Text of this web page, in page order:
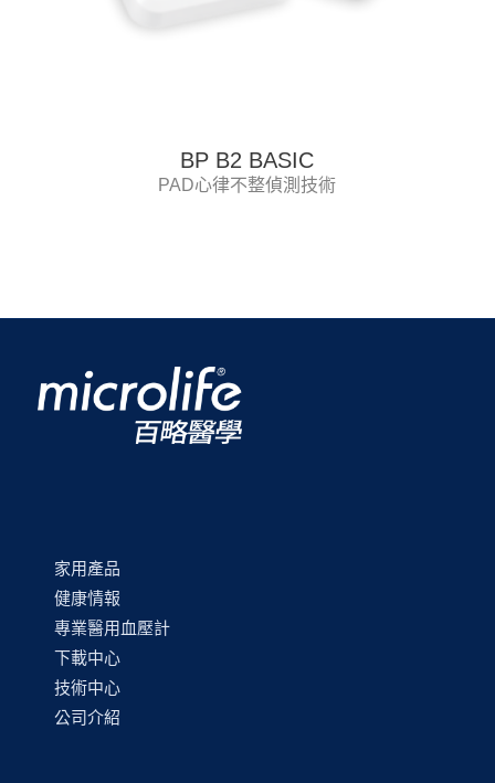
BP B2 BASIC
PAD心律不整偵測技術
家用產品
健康情報
專業醫用血壓計
下載中心
技術中心
公司介紹